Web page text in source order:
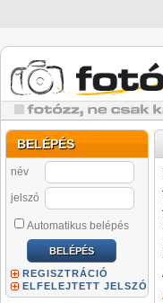
BELÉPÉS
név
jelszó
Automatikus belépés
REGISZTRÁCIÓ
ELFELEJTETT JELSZÓ